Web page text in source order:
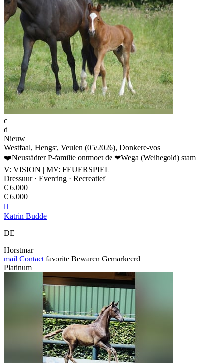
c
d
Nieuw
Westfaal, Hengst, Veulen (05/2026), Donkere-vos
❤️Neustädter P-familie ontmoet de ❤Wega (Weihegold) stam
V: VISION | MV: FEUERSPIEL
Dressuur · Eventing · Recreatief
€ 6.000
€ 6.000

Katrin Budde
DE
Horstmar
mail Contact favorite Bewaren Gemarkeerd
Platinum